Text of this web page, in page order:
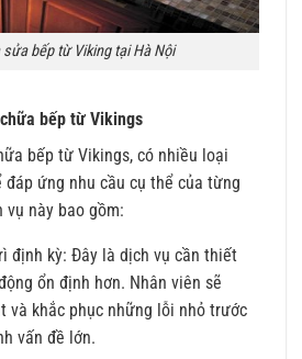
sửa bếp từ Viking tại Hà Nội
bếp từ Vikings
bếp từ Vikings, có nhiều loại
đáp ứng nhu cầu cụ thể của từng
vụ này bao gồm:
định kỳ: Đây là dịch vụ cần thiết
ổn định hơn. Nhân viên sẽ
và khắc phục những lỗi nhỏ trước
vấn đề lớn.